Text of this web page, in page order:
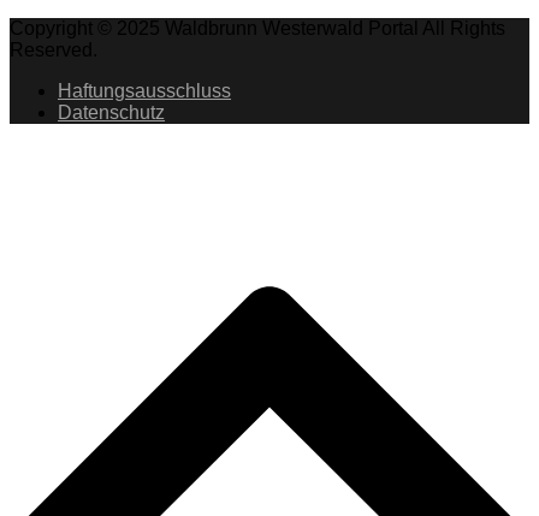
Copyright © 2025 Waldbrunn Westerwald Portal All Rights
Reserved.
Haftungsausschluss
Datenschutz